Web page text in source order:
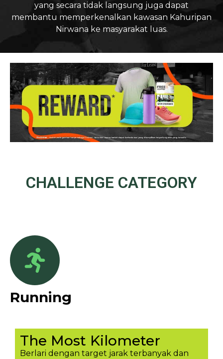
yang secara tidak langsung juga dapat
membantu memperkenalkan kawasan Kahuripan
Nirwana ke masyarakat luas.
CHALLENGE CATEGORY
Running
The Most Kilometer
Berlari dengan target jarak terbanyak dan